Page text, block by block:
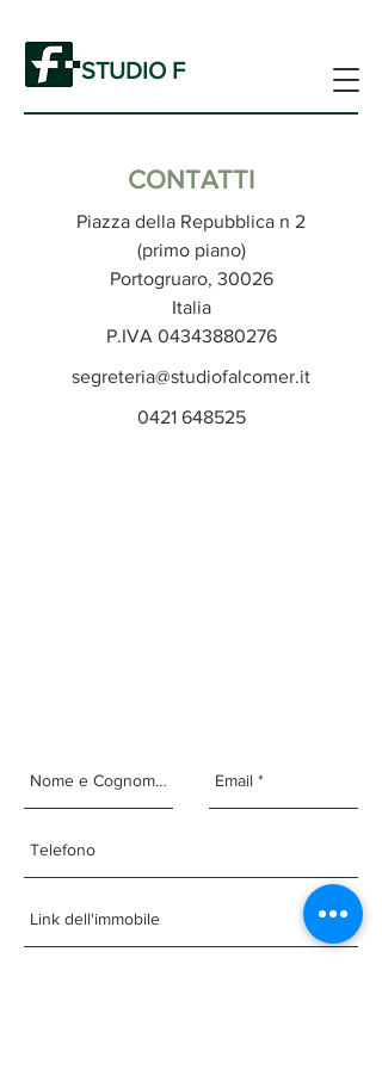
STUDIO F
CONTATTI
Piazza della Repubblica n 2
(primo piano)
Portogruaro, 30026
Italia
P.IVA 04343880276
segreteria@studiofalcomer.it
0421 648525